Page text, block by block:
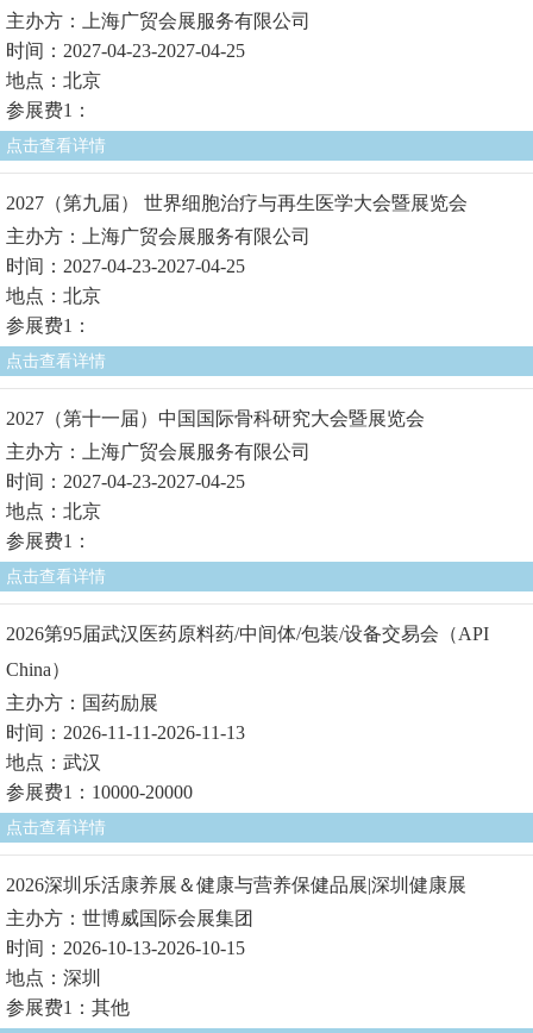
主办方：上海广贸会展服务有限公司
时间：2027-04-23-2027-04-25
地点：北京
参展费1：
点击查看详情
2027（第九届） 世界细胞治疗与再生医学大会暨展览会
主办方：上海广贸会展服务有限公司
时间：2027-04-23-2027-04-25
地点：北京
参展费1：
点击查看详情
2027（第十一届）中国国际骨科研究大会暨展览会
主办方：上海广贸会展服务有限公司
时间：2027-04-23-2027-04-25
地点：北京
参展费1：
点击查看详情
2026第95届武汉医药原料药/中间体/包装/设备交易会（API
China）
主办方：国药励展
时间：2026-11-11-2026-11-13
地点：武汉
参展费1：10000-20000
点击查看详情
2026深圳乐活康养展＆健康与营养保健品展|深圳健康展
主办方：世博威国际会展集团
时间：2026-10-13-2026-10-15
地点：深圳
参展费1：其他